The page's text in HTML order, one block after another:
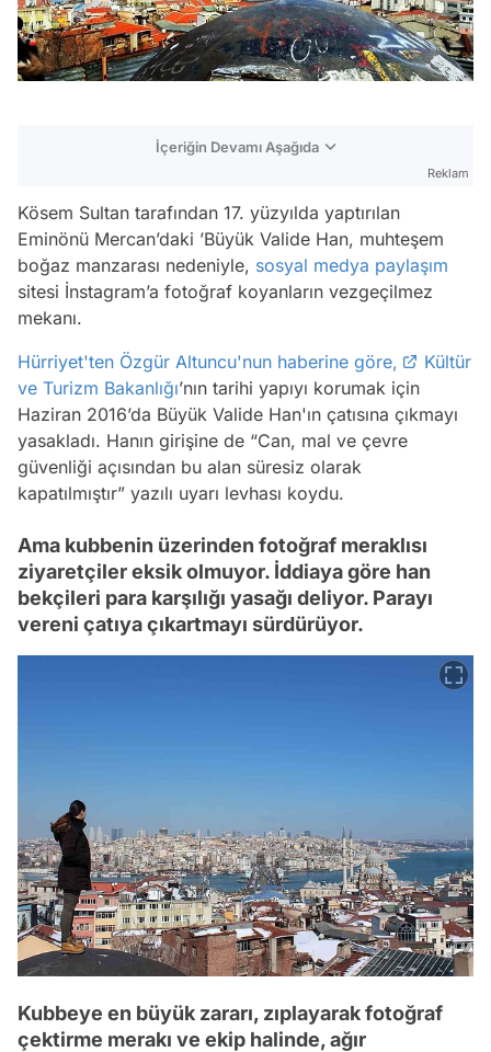
İçeriğin Devamı Aşağıda
Reklam
Kösem Sultan tarafından 17. yüzyılda yaptırılan
Eminönü Mercan’daki ’Büyük Valide Han, muhteşem
boğaz manzarası nedeniyle, sosyal medya paylaşım
sitesi İnstagram’a fotoğraf koyanların vezgeçilmez
mekanı.
Hürriyet'ten Özgür Altuncu'nun haberine göre,
Kültür
ve Turizm Bakanlığı’nın tarihi yapıyı korumak için
Haziran 2016’da Büyük Valide Han'ın çatısına çıkmayı
yasakladı. Hanın girişine de “Can, mal ve çevre
güvenliği açısından bu alan süresiz olarak
kapatılmıştır” yazılı uyarı levhası koydu.
Ama kubbenin üzerinden fotoğraf meraklısı
ziyaretçiler eksik olmuyor. İddiaya göre han
bekçileri para karşılığı yasağı deliyor. Parayı
vereni çatıya çıkartmayı sürdürüyor.
Kubbeye en büyük zararı, zıplayarak fotoğraf
çektirme merakı ve ekip halinde, ağır